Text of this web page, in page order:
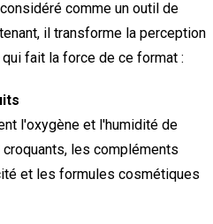
comme un outil de
il transforme la perception
fait la force de ce format :
l'oxygène et l'humidité de
les compléments
et les formules cosmétiques